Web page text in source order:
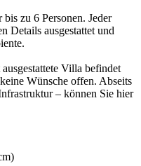
zu 6 Personen. Jeder
Details ausgestattet und
Villa befindet
Wünsche offen. Abseits
– können Sie hier